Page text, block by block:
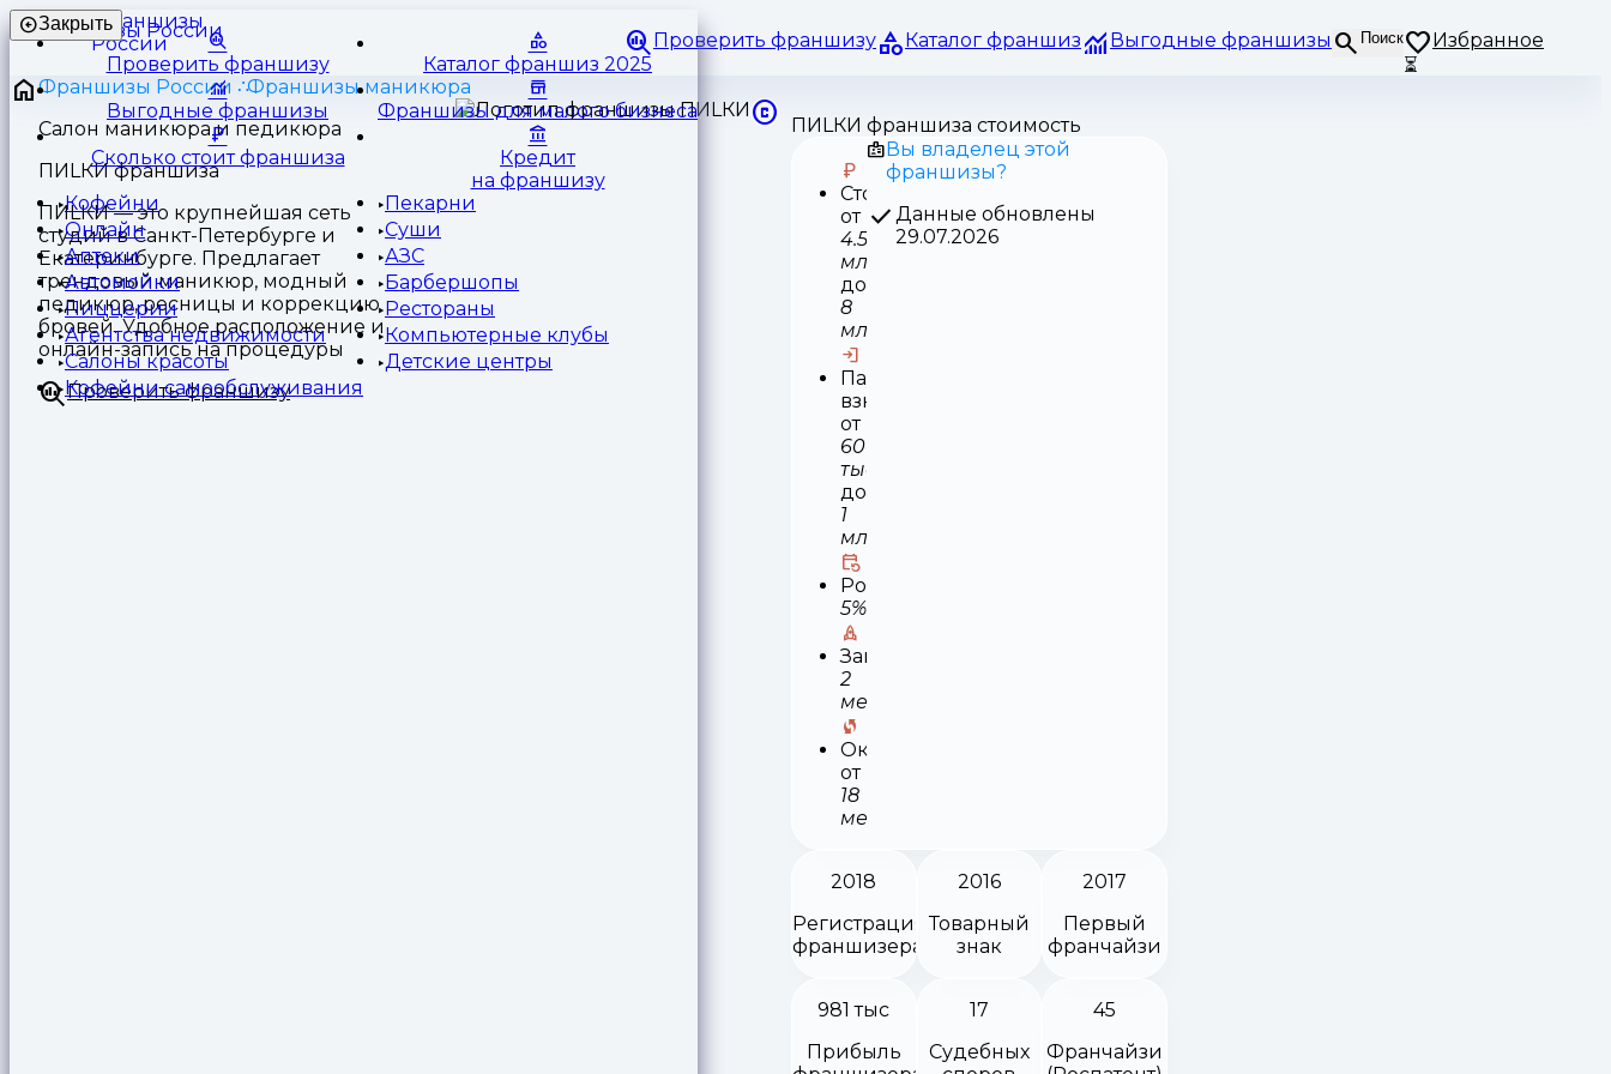
Франшизы
России
Проверить франшизу Каталог франшиз Выгодные франшизы Поиск
Избранное
⏳
Закрыть
Проверить франшизу Каталог франшиз 2025
Выгодные франшизы Франшизы для малого бизнеса
Сколько стоит франшиза
Кредит
на франшизу
Кофейни
Пекарни
Онлайн
Суши
Аптеки
АЗС
Автомойки
Барбершопы
Пиццерии
Рестораны
Агентства недвижимости
Компьютерные клубы
Салоны красоты
Детские центры
Кофейни самообслуживания
Франшизы России
Франшизы маникюра
Салон маникюра и педикюра
ПИLКИ франшиза
ПИLКИ — это крупнейшая сеть
студий в Санкт-Петербурге и
Екатеринбурге. Предлагает
трендовый маникюр, модный
педикюр, ресницы и коррекцию
бровей. Удобное расположение и
онлайн-запись на процедуры
Проверить франшизу
ПИLКИ франшиза стоимость
Стоимость
от
4.5
млн
до
8
млн
Паушальный
взнос
от
600
тыс
до
1
млн
Роялти
5%
Запуск
2
месяца
Окупаемость
от
18
месяцев
Вы владелец этой
франшизы?
Данные обновлены
29.07.2026
2018
Регистрация
франшизера
2016
Товарный
знак
2017
Первый
франчайзи
981 тыс
Прибыль
17
Судебных
45
Франчайзи